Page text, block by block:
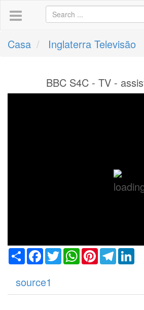
Casa Inglaterra Televisão
BBC S4C - TV -
ShareFacebook
TwitterWhatsApp
Pinterest
source1